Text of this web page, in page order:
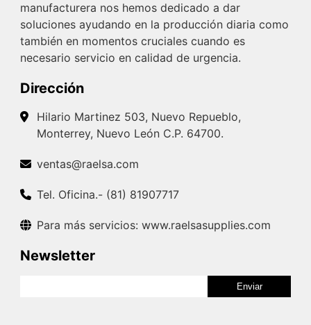
manufacturera nos hemos dedicado a dar
soluciones ayudando en la producción diaria como
también en momentos cruciales cuando es
necesario servicio en calidad de urgencia.
Dirección
Hilario Martinez 503, Nuevo Repueblo,
Monterrey, Nuevo León C.P. 64700.
ventas@raelsa.com
Tel. Oficina.- (81) 81907717
Para más servicios: www.raelsasupplies.com
Newsletter